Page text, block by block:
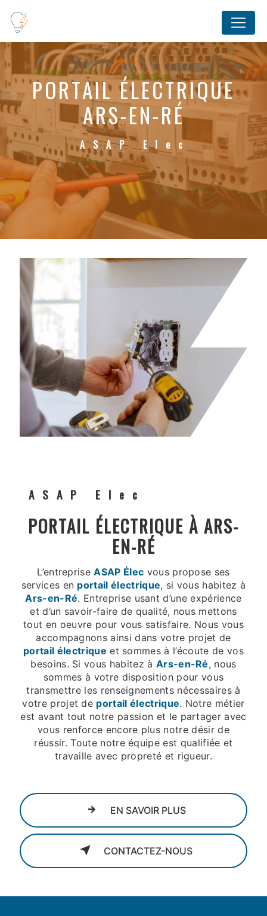
PORTAIL ÉLECTRIQUE
ARS-EN-RÉ
ASAP Elec
ASAP Elec
PORTAIL ÉLECTRIQUE À ARS-
EN-RÉ
L’entrepriseASAP Élec vous propose ses
services en portail électrique, si vous habitez à
Ars-en-Ré. Entreprise usant d’une expérience
et d’un savoir-faire de qualité, nous mettons
tout en oeuvre pour vous satisfaire. Nous vous
accompagnons ainsi dans votre projet de
portail électrique et sommes à l’écoute de vos
besoins. Si vous habitez à Ars-en-Ré, nous
sommes à votre disposition pour vous
transmettre les renseignements nécessaires à
votre projet de portail électrique. Notre métier
est avant tout notre passion et le partager avec
vous renforce encore plus notre désir de
réussir. Toute notre équipe est qualifiée et
travaille avec propreté et rigueur.
EN SAVOIR PLUS
CONTACTEZ-NOUS